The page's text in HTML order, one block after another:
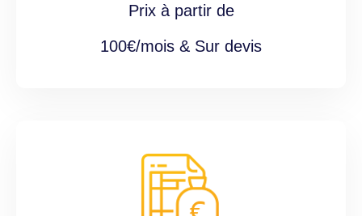
Prix à partir de
100€/mois & Sur devis